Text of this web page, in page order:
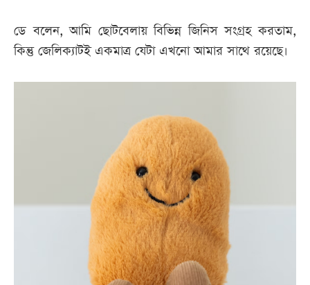
ডে বলেন, আমি ছোটবেলায় বিভিন্ন জিনিস সংগ্রহ করতাম,
কিন্তু জেলিক্যাটই একমাত্র যেটা এখনো আমার সাথে রয়েছে।